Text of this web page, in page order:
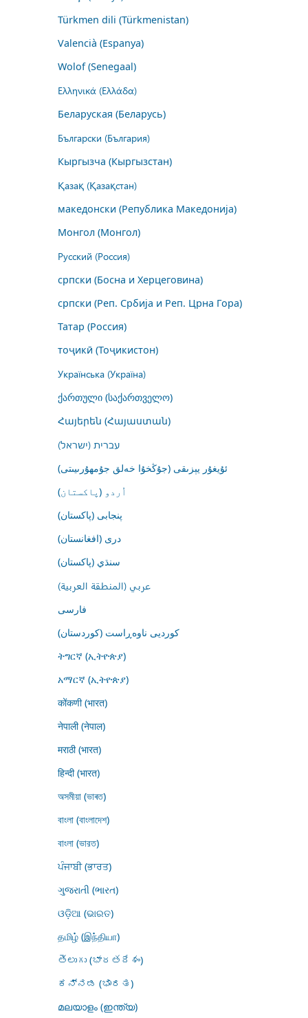
Türkmen dili (Türkmenistan)
Valencià (Espanya)
Wolof (Senegaal)
Ελληνικά (Ελλάδα)
Беларуская (Беларусь)
Български (България)
Кыргызча (Кыргызстан)
Қазақ (Қазақстан)
македонски (Република Македонија)
Монгол (Монгол)
Русский (Россия)
српски (Босна и Херцеговина)
српски (Реп. Србија и Реп. Црна Гора)
Татар (Россия)
тоҷикӣ (Тоҷикистон)
Українська (Україна)
ქართული (საქართველო)
Հայերեն (Հայաստան)
עברית (ישראל)
ئۇيغۇر يېزىقى (جۇڭخۇا خەلق جۇمھۇرىيىتى)
اُردو (پاکستان)
پنجابی (پاکستان)
درى (افغانستان)
سنڌي (پاکستان)
عربي (المنطقة العربية)
فارسى
کوردیی ناوەڕاست (کوردستان)
ትግርኛ (ኢትዮጵያ)
አማርኛ (ኢትዮጵያ)
कोंकणी (भारत)
नेपाली (नेपाल)
मराठी (भारत)
हिन्दी (भारत)
অসমীয়া (ভাৰত)
বাংলা (বাংলাদেশ)
বাংলা (ভারত)
ਪੰਜਾਬੀ (ਭਾਰਤ)
ગુજરાતી (ભારત)
ଓଡ଼ିଆ (ଭାରତ)
தமிழ் (இந்தியா)
తెలుగు (భారతదేశం)
ಕನ್ನಡ (ಭಾರತ)
മലയാളം (ഇന്ത്യ)